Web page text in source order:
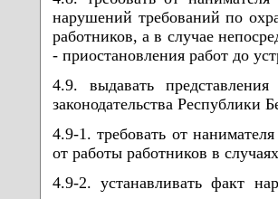
нарушений требований по
работников, а в случае
- приостановления работ до
4.9. выдавать
законодательства Республики
4.9-1. требовать от
от работы работников в
4.9-2. устанавливать факт